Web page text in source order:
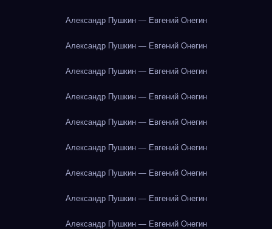
Александр Пушкин — Евгений Онегин
Александр Пушкин — Евгений Онегин
Александр Пушкин — Евгений Онегин
Александр Пушкин — Евгений Онегин
Александр Пушкин — Евгений Онегин
Александр Пушкин — Евгений Онегин
Александр Пушкин — Евгений Онегин
Александр Пушкин — Евгений Онегин
Александр Пушкин — Евгений Онегин